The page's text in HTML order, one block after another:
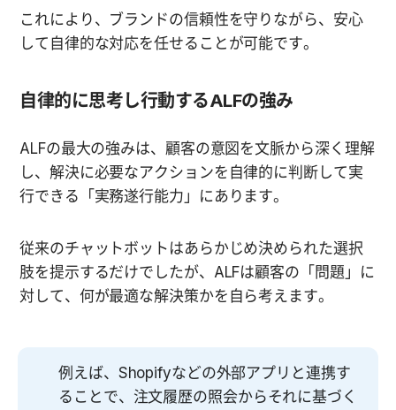
これにより、ブランドの信頼性を守りながら、安心
して自律的な対応を任せることが可能です。
自律的に思考し行動するALFの強み
ALFの最大の強みは、顧客の意図を文脈から深く理解
し、解決に必要なアクションを自律的に判断して実
行できる「実務遂行能力」にあります。
従来のチャットボットはあらかじめ決められた選択
肢を提示するだけでしたが、ALFは顧客の「問題」に
対して、何が最適な解決策かを自ら考えます。
例えば、Shopifyなどの外部アプリと連携す
ることで、注文履歴の照会からそれに基づく